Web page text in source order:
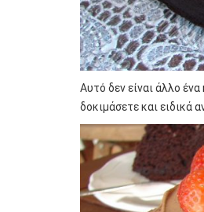
Αυτό δεν είναι άλλο
δοκιμάσετε και ειδικά